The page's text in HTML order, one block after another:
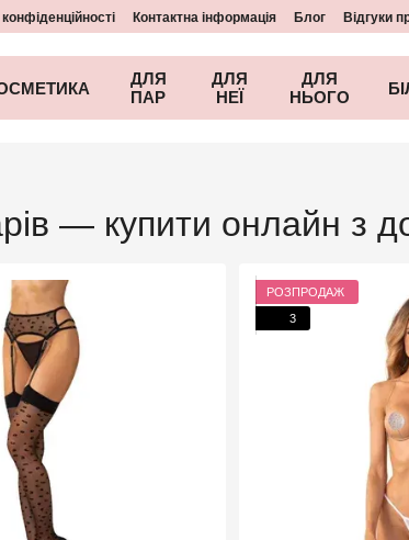
Контактна інформація Блог Відгуки
ДЛЯ
ПАР
ДЛЯ
НЕЇ
ДЛЯ
НЬОГО
— купити онлайн з
РОЗПРОДАЖ
3